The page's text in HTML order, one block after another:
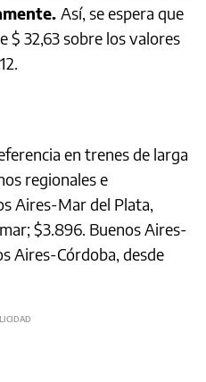
Así, se espera que
$ 32,63 sobre los valores
en trenes de larga
regionales e
Aires-Mar del Plata,
$3.896. Buenos Aires-
Aires-Córdoba, desde